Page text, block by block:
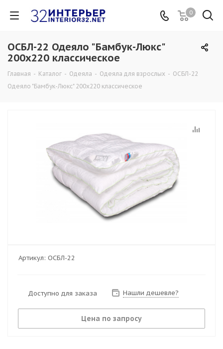
0
ОСБЛ-22 Одеяло "Бамбук-Люкс"
200х220 классическое
Главная - Каталог - Одеяла - Одеяла для взрослых - ОСБЛ-22
Одеяло "Бамбук-Люкс" 200х220 классическое
Артикул: ОСБЛ-22
Доступно для заказа Нашли дешевле?
Цена по запросу